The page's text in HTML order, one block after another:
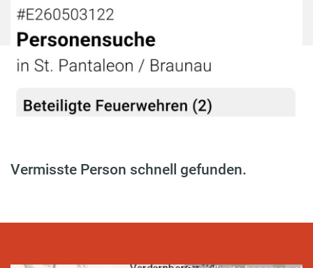
Vermisste Person schnell gefunden.